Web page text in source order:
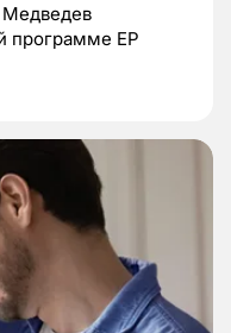
программе ЕР